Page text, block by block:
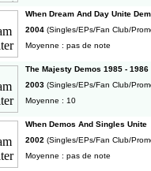
When Dream And Day Unite
2004 (Singles/EPs/Fan Club/
Moyenne : pas de note
The Majesty Demos 1985 -
2003 (Singles/EPs/Fan Club/
Moyenne : 10
When Demos And Singles Unite
2002 (Singles/EPs/Fan Club/
Moyenne : pas de note